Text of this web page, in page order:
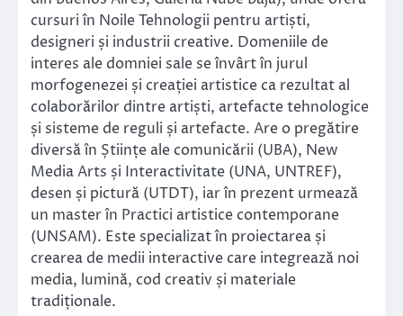
cursuri în Noile Tehnologii pentru artiști,
designeri și industrii creative. Domeniile de
interes ale domniei sale se învârt în jurul
morfogenezei și creației artistice ca rezultat al
colaborărilor dintre artiști, artefacte tehnologice
și sisteme de reguli și artefacte. Are o pregătire
diversă în Științe ale comunicării (UBA), New
Media Arts și Interactivitate (UNA, UNTREF),
desen și pictură (UTDT), iar în prezent urmează
un master în Practici artistice contemporane
(UNSAM). Este specializat în proiectarea și
crearea de medii interactive care integrează noi
media, lumină, cod creativ și materiale
tradiționale.